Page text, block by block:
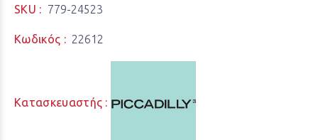
SKU : 779-24523
Κωδικός : 22612
Κατασκευαστής :